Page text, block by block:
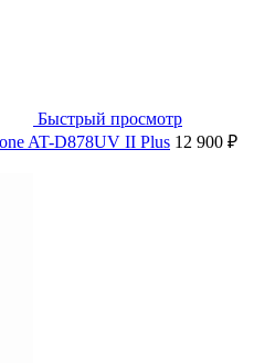
Быстрый просмотр
AT-D878UV II Plus 12 900 ₽